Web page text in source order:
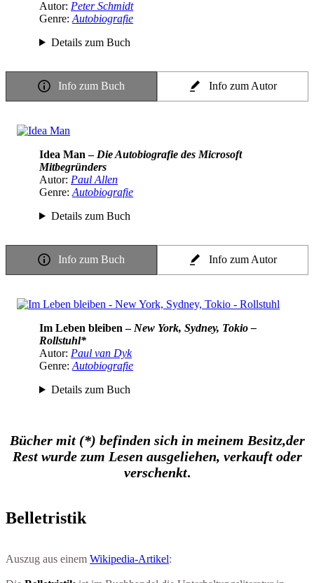
Autor: Peter Schmidt
Genre: Autobiografie
Details zum Buch
Info zum Buch Info zum Autor
Idea Man – Die Autobiografie des Microsoft
Mitbegründers
Autor: Paul Allen
Genre: Autobiografie
Details zum Buch
Info zum Buch Info zum Autor
Im Leben bleiben – New York, Sydney, Tokio –
Rollstuhl*
Autor: Paul van Dyk
Genre: Autobiografie
Details zum Buch
Bücher mit (*) befinden sich in meinem Besitz,der
Rest wurde zum Lesen ausgeliehen, verkauft oder
verschenkt.
Belletristik
Auszug aus einem Wikipedia-Artikel: